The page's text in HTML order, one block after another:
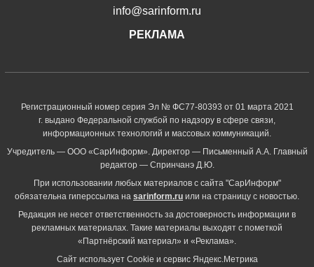
info@sarinform.ru
РЕКЛАМА
Регистрационный номер серия Эл № ФС77-80393 от 01 марта 2021
г. выдано Федеральной службой по надзору в сфере связи,
информационных технологий и массовых коммуникаций.
Учредитель — ООО «СарИнформ». Директор — Письменный А.А. Главный
редактор — Спринчанэ Д.Ю.
При использовании любых материалов с сайта "СарИнформ"
обязательна гиперссылка на sarinform.ru или на страницу с новостью.
Редакция не несет ответственность за достоверность информации в
рекламных материалах. Такие материалы выходят с пометкой
«Партнёрский материал» и «Реклама».
Сайт использует Cookie и сервиc Яндекс.Метрика